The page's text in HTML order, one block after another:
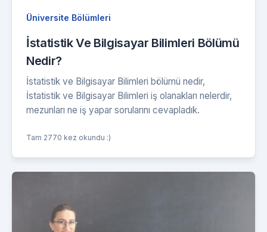
Üniversite Bölümleri
İstatistik Ve Bilgisayar Bilimleri Bölümü
Nedir?
İstatistik ve Bilgisayar Bilimleri bölümü nedir,
İstatistik ve Bilgisayar Bilimleri iş olanakları nelerdir,
mezunları ne iş yapar sorularını cevapladık.
Tam 2770 kez okundu :)